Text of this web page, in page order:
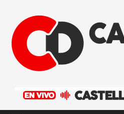
contenido